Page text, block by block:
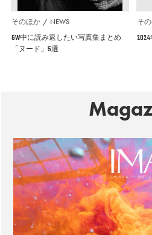
そのほか NEWS
GW中に読み返したい写真集まとめ
「ヌード」5選
そ